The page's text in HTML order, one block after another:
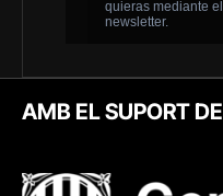
AMB EL SUPORT DE